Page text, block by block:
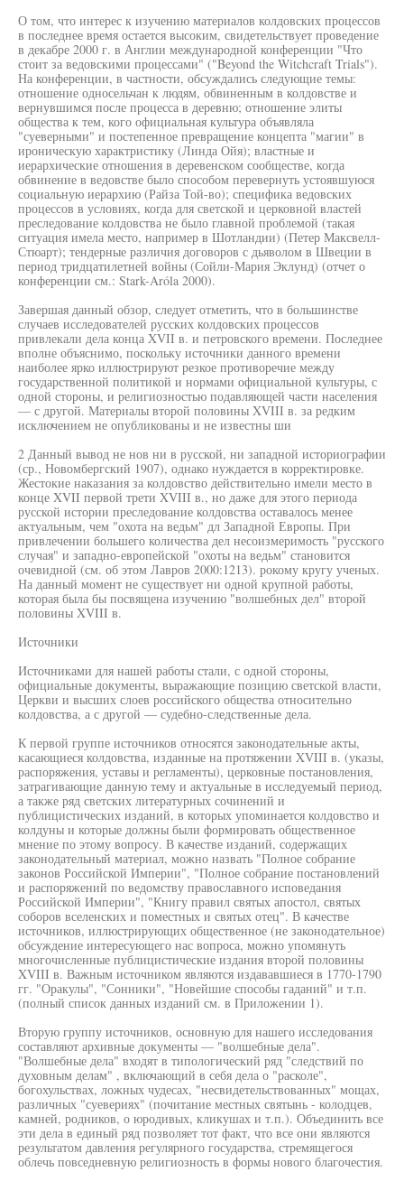
О том, что интерес к изучению материалов колдовских процессов
в последнее время остается высоким, свидетельствует проведение
в декабре 2000 г. в Англии международной конференции "Что
стоит за ведовскими процессами" ("Beyond the Witchcraft Trials").
На конференции, в частности, обсуждались следующие темы:
отношение односельчан к людям, обвиненным в колдовстве и
вернувшимся после процесса в деревню; отношение элиты
общества к тем, кого официальная культура объявляла
"суеверными" и постепенное превращение концепта "магии" в
ироническую характристику (Линда Ойя); властные и
иерархические отношения в деревенском сообществе, когда
обвинение в ведовстве было способом перевернуть устоявшуюся
социальную иерархию (Райза Той-во); специфика ведовских
процессов в условиях, когда для светской и церковной властей
преследование колдовства не было главной проблемой (такая
ситуация имела место, например в Шотландии) (Петер Максвелл-
Стюарт); тендерные различия договоров с дьяволом в Швеции в
период тридцатилетней войны (Сойли-Мария Эклунд) (отчет о
конференции см.: Stark-Aróla 2000).
Завершая данный обзор, следует отметить, что в большинстве
случаев исследователей русских колдовских процессов
привлекали дела конца XVII в. и петровского времени. Последнее
вполне объяснимо, поскольку источники данного времени
наиболее ярко иллюстрируют резкое противоречие между
государственной политикой и нормами официальной культуры, с
одной стороны, и религиозностью подавляющей части населения
— с другой. Материалы второй половины XVIII в. за редким
исключением не опубликованы и не известны ши
2 Данный вывод не нов ни в русской, ни западной историографии
(ср., Новомбергский 1907), однако нуждается в корректировке.
Жестокие наказания за колдовство действительно имели место в
конце XVII первой трети XVIII в., но даже для этого периода
русской истории преследование колдовства оставалось менее
актуальным, чем "охота на ведьм" дл Западной Европы. При
привлечении большего количества дел несоизмеримость "русского
случая" и западно-европейской "охоты на ведьм" становится
очевидной (см. об этом Лавров 2000:1213). рокому кругу ученых.
На данный момент не существует ни одной крупной работы,
которая была бы посвящена изучению "волшебных дел" второй
половины XVIII в.
Источники
Источниками для нашей работы стали, с одной стороны,
официальные документы, выражающие позицию светской власти,
Церкви и высших слоев российского общества относительно
колдовства, а с другой — судебно-следственные дела.
К первой группе источников относятся законодательные акты,
касающиеся колдовства, изданные на протяжении XVIII в. (указы,
распоряжения, уставы и регламенты), церковные постановления,
затрагивающие данную тему и актуальные в исследуемый период,
а также ряд светских литературных сочинений и
публицистических изданий, в которых упоминается колдовство и
колдуны и которые должны были формировать общественное
мнение по этому вопросу. В качестве изданий, содержащих
законодательный материал, можно назвать "Полное собрание
законов Российской Империи", "Полное собрание постановлений
и распоряжений по ведомству православного исповедания
Российской Империи", "Книгу правил святых апостол, святых
соборов вселенских и поместных и святых отец". В качестве
источников, иллюстрирующих общественное (не законодательное)
обсуждение интересующего нас вопроса, можно упомянуть
многочисленные публицистические издания второй половины
XVIII в. Важным источником являются издававшиеся в 1770-1790
гг. "Оракулы", "Сонники", "Новейшие способы гаданий" и т.п.
(полный список данных изданий см. в Приложении 1).
Вторую группу источников, основную для нашего исследования
составляют архивные документы — "волшебные дела".
"Волшебные дела" входят в типологический ряд "следствий по
духовным делам" , включающий в себя дела о "расколе",
богохульствах, ложных чудесах, "несвидетельствованных" мощах,
различных "суевериях" (почитание местных святынь - колодцев,
камней, родников, о юродивых, кликушах и т.п.). Объединить все
эти дела в единый ряд позволяет тот факт, что все они являются
результатом давления регулярного государства, стремящегося
облечь повседневную религиозность в формы нового благочестия.